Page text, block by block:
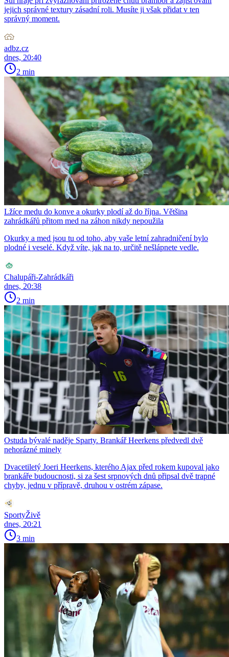
jejich správné textury zásadní roli. Musíte ji však přidat v ten
správný moment.
adbz.cz
dnes, 20:40
2 min
Lžíce medu do konve a okurky plodí až do října. Většina
zahrádkářů přitom med na záhon nikdy nepoužila
Okurky a med jsou tu od toho, aby vaše letní zahradničení bylo
plodné i veselé. Když víte, jak na to, určitě nešlápnete vedle.
Chalupáři-Zahrádkáři
dnes, 20:38
2 min
Ostuda bývalé naděje Sparty. Brankář Heerkens předvedl dvě
nehorázné minely
Dvacetiletý Joeri Heerkens, kterého Ajax před rokem kupoval jako
brankáře budoucnosti, si za šest srpnových dnů připsal dvě trapné
chyby, jednu v přípravě, druhou v ostrém zápase.
SportyŽivě
dnes, 20:21
3 min